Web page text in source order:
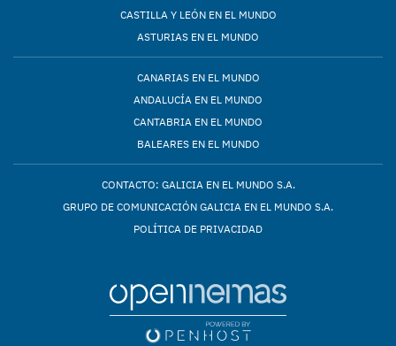
CASTILLA Y LEÓN EN EL MUNDO
ASTURIAS EN EL MUNDO
CANARIAS EN EL MUNDO
ANDALUCÍA EN EL MUNDO
CANTABRIA EN EL MUNDO
BALEARES EN EL MUNDO
CONTACTO: GALICIA EN EL MUNDO S.A.
GRUPO DE COMUNICACIÓN GALICIA EN EL MUNDO S.A.
POLÍTICA DE PRIVACIDAD